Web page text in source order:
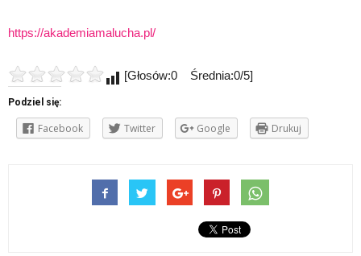
https://akademiamalucha.pl/
[Głosów:0 Średnia:0/5]
Podziel się:
Facebook Twitter Google Drukuj